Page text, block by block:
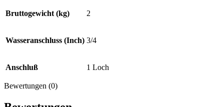
Bruttogewicht (kg) 2
Wasseranschluss (Inch) 3/4
Anschluß 1 Loch
Bewertungen (0)